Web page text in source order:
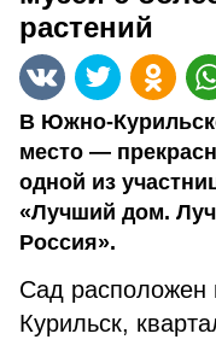
растений
В Южно-
место —
одной из
«Лучший дом.
Россия».
Сад расположен
Курильск,